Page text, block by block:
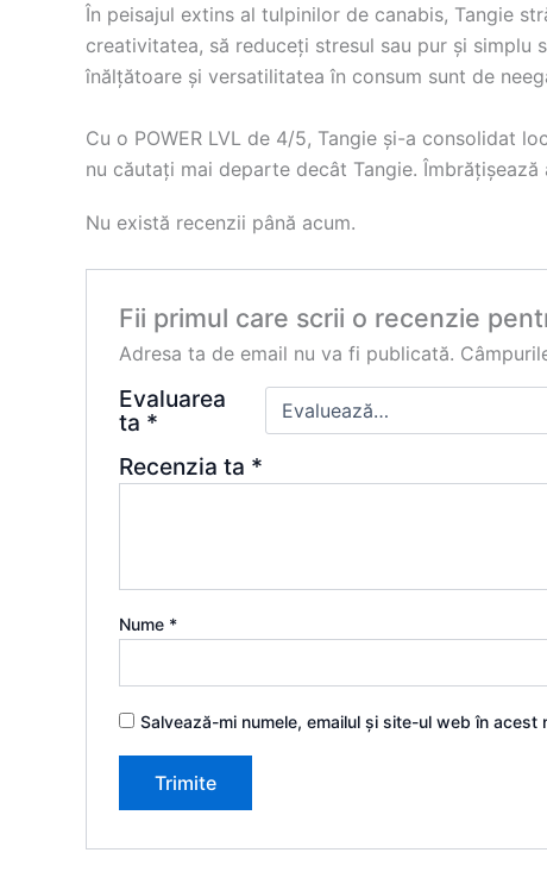
În peisajul extins al tulpinilor de canabis, Tangie
creativitatea, să reduceți stresul sau pur și
înălțătoare și versatilitatea în consum sunt de
Cu o POWER LVL de 4/5, Tangie și-a consolidat
nu căutați mai departe decât Tangie.
Nu există recenzii până acum.
Fii primul care scrii o recenzie
Adresa ta de email nu va fi publicată.
Evaluarea
ta *
Recenzia ta *
Nume *
Salvează-mi numele, emailul și site-ul web în